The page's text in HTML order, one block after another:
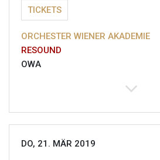
TICKETS
ORCHESTER WIENER AKADEMIE
RESOUND
OWA
DO, 21. MÄR 2019